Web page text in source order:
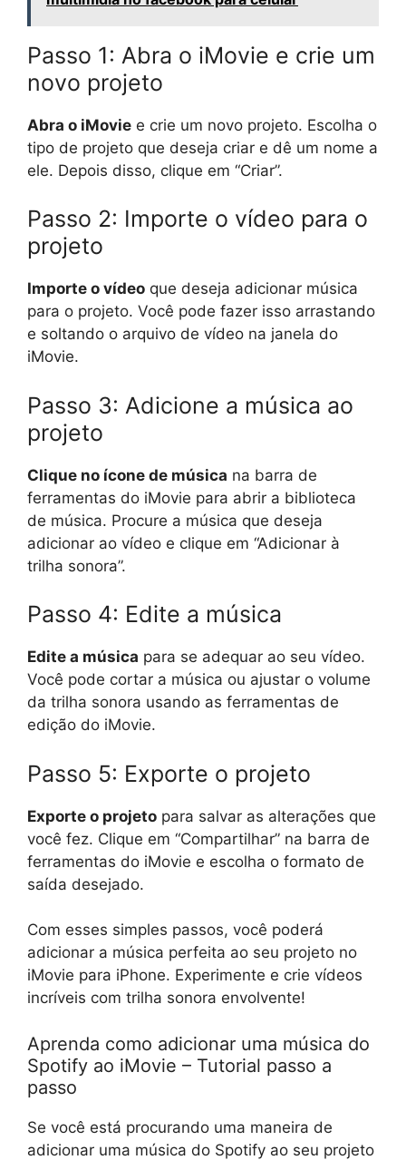
Passo 1: Abra o iMovie e crie um
novo projeto
Abra o iMovie e crie um novo projeto. Escolha o
tipo de projeto que deseja criar e dê um nome a
ele. Depois disso, clique em “Criar”.
Passo 2: Importe o vídeo para o
projeto
Importe o vídeo que deseja adicionar música
para o projeto. Você pode fazer isso arrastando
e soltando o arquivo de vídeo na janela do
iMovie.
Passo 3: Adicione a música ao
projeto
Clique no ícone de música na barra de
ferramentas do iMovie para abrir a biblioteca
de música. Procure a música que deseja
adicionar ao vídeo e clique em “Adicionar à
trilha sonora”.
Passo 4: Edite a música
Edite a música para se adequar ao seu vídeo.
Você pode cortar a música ou ajustar o volume
da trilha sonora usando as ferramentas de
edição do iMovie.
Passo 5: Exporte o projeto
Exporte o projeto para salvar as alterações que
você fez. Clique em “Compartilhar” na barra de
ferramentas do iMovie e escolha o formato de
saída desejado.
Com esses simples passos, você poderá
adicionar a música perfeita ao seu projeto no
iMovie para iPhone. Experimente e crie vídeos
incríveis com trilha sonora envolvente!
Aprenda como adicionar uma música do
Spotify ao iMovie – Tutorial passo a
passo
Se você está procurando uma maneira de
adicionar uma música do Spotify ao seu projeto